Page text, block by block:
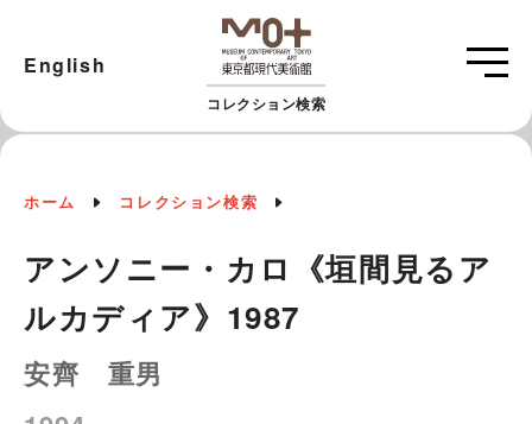
コレクション検索
English
ホーム コレクション検索
アンソニー・カロ《垣間見るア
ルカディア》1987
安齊 重男